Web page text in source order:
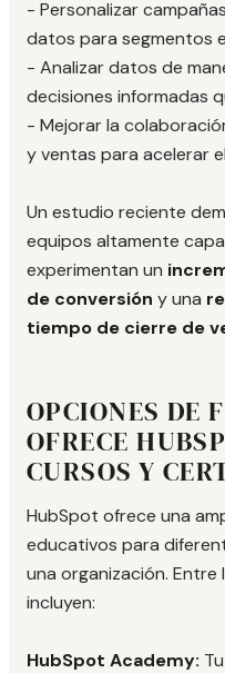
- Personalizar
datos para segmentos
- Analizar datos de
decisiones informadas
- Mejorar la
y ventas para acelerar
Un estudio reciente
equipos altamente
experimentan un
de conversión y una
tiempo de cierre de
OPCIONES DE
OFRECE
CURSOS Y
HubSpot ofrece una
educativos para
una organización.
incluyen:
HubSpot Academy: